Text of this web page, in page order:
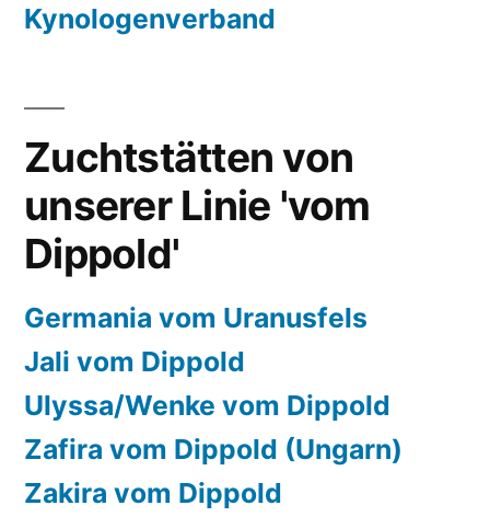
Kynologenverband
Zuchtstätten von
unserer Linie 'vom
Dippold'
Germania vom Uranusfels
Jali vom Dippold
Ulyssa/Wenke vom Dippold
Zafira vom Dippold (Ungarn)
Zakira vom Dippold